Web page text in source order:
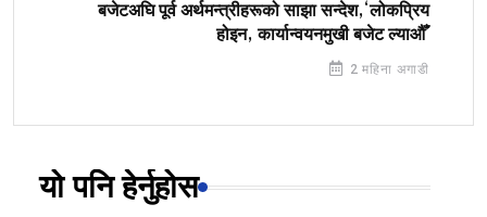
बजेटअघि पूर्व अर्थमन्त्रीहरूको साझा सन्देश,‘लोकप्रिय
होइन, कार्यान्वयनमुखी बजेट ल्याऔँ’
2 महिना अगाडी
यो पनि हेर्नुहोस